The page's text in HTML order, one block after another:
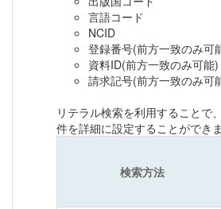
言語コード
NCID
登録番号(前方一致のみ可
資料ID(前方一致のみ可能)
請求記号(前方一致のみ可
リテラル検索を利用することで
件を詳細に設定することができま
検索方法